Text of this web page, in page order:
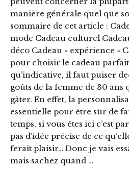
manière générale quel que
sommaire de cet article :
mode Cadeau culturel
déco Cadeau « expérience »
pour choisir le cadeau parfait
qu’indicative, il faut puiser
goûts de la femme de 30 ans
gâter. En effet, la
essentielle pour être sûr de
temps, si vous êtes ici c’est
pas d’idée précise de ce
ferait plaisir… Donc je vais
mais sachez quand …